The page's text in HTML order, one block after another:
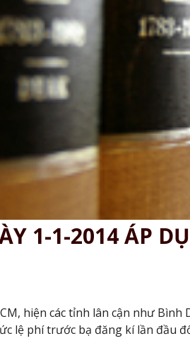
1-1-2014 ÁP
hiện các tỉnh lân cận như
lệ phí trước bạ đăng kí lần đầu